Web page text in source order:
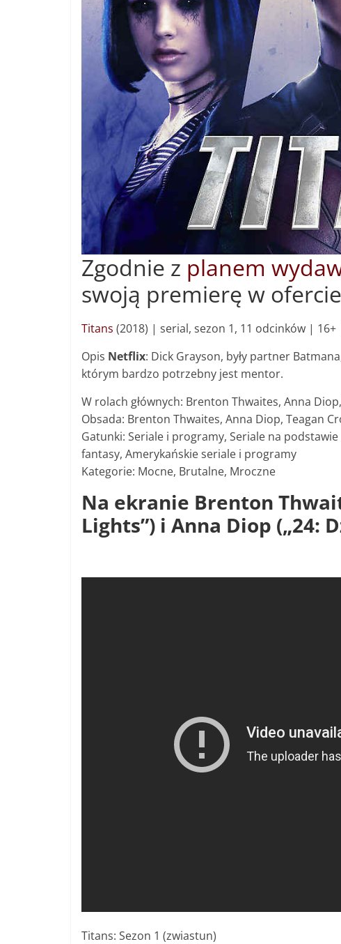
Zgodnie z planem
swoją premierę w
Titans (2018) | serial, sezon 1, 11 odcinków |
Opis Netflix: Dick Grayson, były partner
którym bardzo potrzebny jest mentor.
W rolach głównych: Brenton Thwaites, Anna
Obsada: Brenton Thwaites, Anna Diop, Teagan
Gatunki: Seriale i programy, Seriale na
fantasy, Amerykańskie seriale i programy
Kategorie: Mocne, Brutalne, Mroczne
Na ekranie Brenton
Lights”) i Anna Diop („24:
Titans: Sezon 1 (zwiastun)